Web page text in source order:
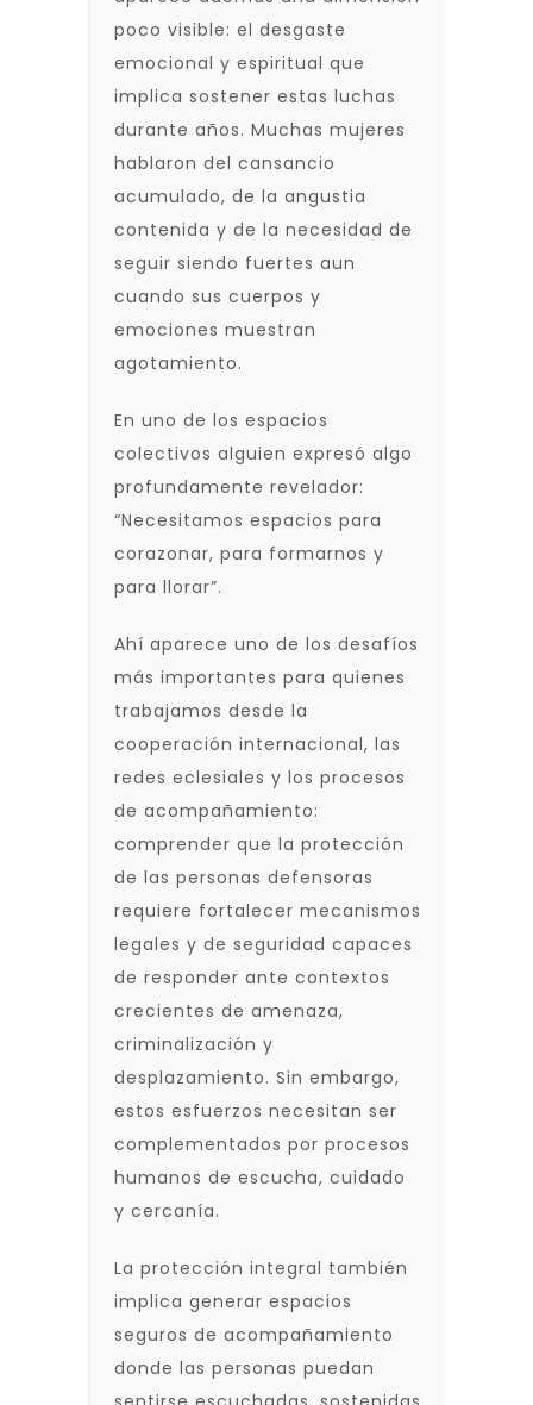
poco visible: el desgaste
emocional y espiritual que
implica sostener estas luchas
durante años. Muchas mujeres
hablaron del cansancio
acumulado, de la angustia
contenida y de la necesidad de
seguir siendo fuertes aun
cuando sus cuerpos y
emociones muestran
agotamiento.
En uno de los espacios
colectivos alguien expresó algo
profundamente revelador:
“Necesitamos espacios para
corazonar, para formarnos y
para llorar”.
Ahí aparece uno de los desafíos
más importantes para quienes
trabajamos desde la
cooperación internacional, las
redes eclesiales y los procesos
de acompañamiento:
comprender que la protección
de las personas defensoras
requiere fortalecer mecanismos
legales y de seguridad capaces
de responder ante contextos
crecientes de amenaza,
criminalización y
desplazamiento. Sin embargo,
estos esfuerzos necesitan ser
complementados por procesos
humanos de escucha, cuidado
y cercanía.
La protección integral también
implica generar espacios
seguros de acompañamiento
donde las personas puedan